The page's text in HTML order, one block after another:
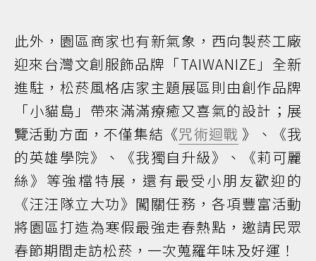
此外，園區商家也有新氣象，西向製菸工廠
迎來台灣文創服飾品牌「TAIWANIZE」全新
進駐，松菸風格店家主題展區則由創作品牌
「小貓島」帶來滿滿療癒又喜氣的設計；展
覽活動方面，不僅集結《咒術迴戰 》、《我
的英雄學院》、《我獨自升級》、《莉可麗
絲》等強檔特展，還有最受小朋友歡迎的
《汪汪隊立大功》闖關任務，各項豐富活動
將園區打造為寒假最強走春熱點，邀請民眾
春節期間走訪松菸，一次蒐羅年味及好運！